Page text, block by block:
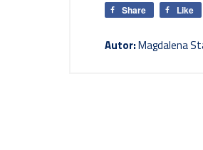
Share Like
Autor:Magdalena